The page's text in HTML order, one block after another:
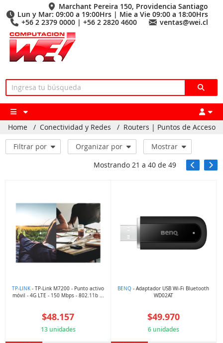
Marchant Pereira 150, Providencia Santiago
Lun y Mar: 09:00 a 19:00Hrs | Mie a Vie 09:00 a 18:00Hrs
+56 2 2379 0000 | +56 2 2820 4600
ventas@wei.cl
Home / Conectividad y Redes / Routers | Puntos de Acceso
Filtrar por Organizar por
Mostrar
Mostrando 21 a 40de 49
TP-LINK - TP-Link M7200 - Punto activo
móvil - 4G LTE - 150 Mbps - 802.11b ...
$48.157
13 unidades
BENQ - Adaptador USB Wi-Fi Bluetooth
WD02AT
$49.970
6 unidades